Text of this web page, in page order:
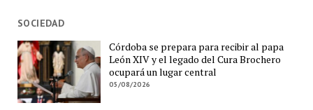
SOCIEDAD
Córdoba se prepara para recibir al papa
León XIV y el legado del Cura Brochero
ocupará un lugar central
05/08/2026